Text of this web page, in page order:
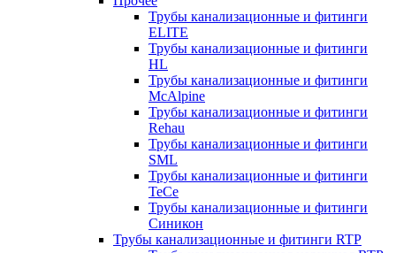
Трубы канализационные и фитинги
ELITE
Трубы канализационные и фитинги
HL
Трубы канализационные и фитинги
McAlpine
Трубы канализационные и фитинги
Rehau
Трубы канализационные и фитинги
SML
Трубы канализационные и фитинги
TeCe
Трубы канализационные и фитинги
Синикон
Трубы канализационные и фитинги RTP